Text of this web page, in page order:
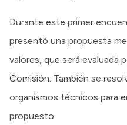
Durante este primer
presentó una propuesta
valores, que será evaluada
Comisión. También se
organismos técnicos para
propuesto.